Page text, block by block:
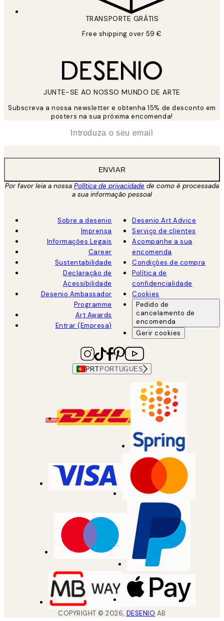
TRANSPORTE GRÁTIS
Free shipping over 59 €
JUNTE-SE AO NOSSO MUNDO DE ARTE
Subscreva a nossa newsletter e obtenha 15% de desconto em
posters na sua próxima encomenda!
ENVIAR
Por favor leia a nossa Política de privacidade de como é processada
a sua informação pessoal
Sobre a desenio
Imprensa
Informações Legais
Career
Sustentabilidade
Declaração de
Acessibilidade
Desenio Ambassador
Programme
Art Awards
Entrar (Empresa)
Desenio Art Advice
Serviço de clientes
Acompanhe a sua
encomenda
Condições de compra
Política de
confidencialidade
Cookies
Pedido de
cancelamento de
encomenda
Gerir cookies
PRT PORTUGUES
COPYRIGHT ©2026, DESENIO AB